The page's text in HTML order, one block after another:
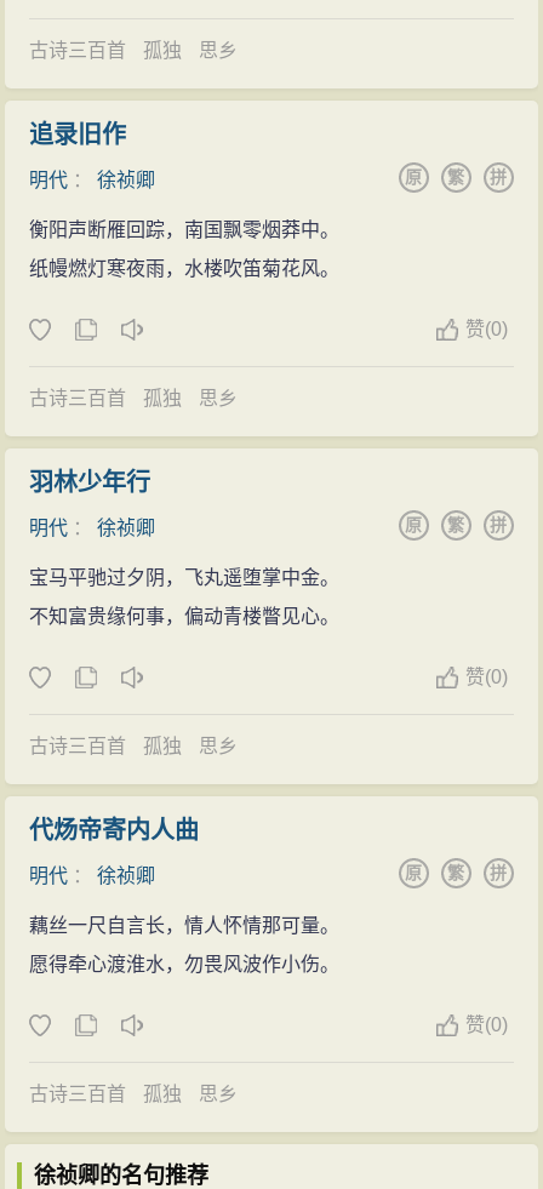
古诗三百首 孤独 思乡
追录旧作
明代 ：徐祯卿 拼
繁
原
衡阳声断雁回踪，南国飘零烟莽中。
纸幔燃灯寒夜雨，水楼吹笛菊花风。
赞(0)
古诗三百首 孤独 思乡
羽林少年行
明代 ：徐祯卿 拼
繁
原
宝马平驰过夕阴，飞丸遥堕掌中金。
不知富贵缘何事，偏动青楼瞥见心。
赞(0)
古诗三百首 孤独 思乡
代炀帝寄内人曲
明代 ：徐祯卿 拼
繁
原
藕丝一尺自言长，情人怀情那可量。
愿得牵心渡淮水，勿畏风波作小伤。
赞(0)
古诗三百首 孤独 思乡
徐祯卿的名句推荐